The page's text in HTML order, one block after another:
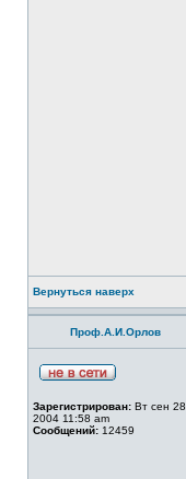
Вернуться наверх
Проф.А.И.Орлов
Зарегистрирован: Вт сен 28,
2004 11:58 am
Сообщений: 12459